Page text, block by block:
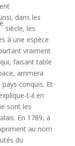
dans les
e
siècle, les
à une espèce
vraiment
faisant table
arrimera
conquis. Et
t-il en
sont les
En 1789, à
au nom
du